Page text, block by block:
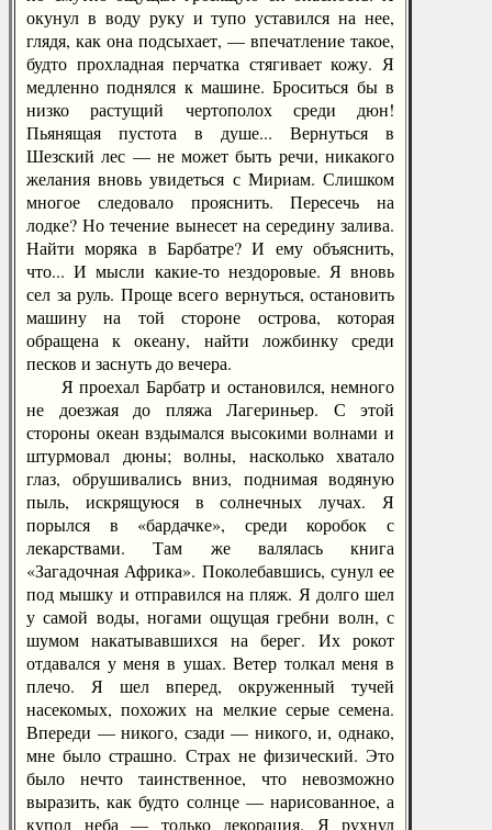
окунул в воду руку и тупо уставился на нее,
глядя, как она подсыхает, — впечатление такое,
будто прохладная перчатка стягивает кожу. Я
медленно поднялся к машине. Броситься бы в
низко растущий чертополох среди дюн!
Пьянящая пустота в душе... Вернуться в
Шезский лес — не может быть речи, никакого
желания вновь увидеться с Мириам. Слишком
многое следовало прояснить. Пересечь на
лодке? Но течение вынесет на середину залива.
Найти моряка в Барбатре? И ему объяснить,
что... И мысли какие-то нездоровые. Я вновь
сел за руль. Проще всего вернуться, остановить
машину на той стороне острова, которая
обращена к океану, найти ложбинку среди
песков и заснуть до вечера.
Я проехал Барбатр и остановился, немного
не доезжая до пляжа Лагериньер. С этой
стороны океан вздымался высокими волнами и
штурмовал дюны; волны, насколько хватало
глаз, обрушивались вниз, поднимая водяную
пыль, искрящуюся в солнечных лучах. Я
порылся в «бардачке», среди коробок с
лекарствами. Там же валялась книга
«Загадочная Африка». Поколебавшись, сунул ее
под мышку и отправился на пляж. Я долго шел
у самой воды, ногами ощущая гребни волн, с
шумом накатывавшихся на берег. Их рокот
отдавался у меня в ушах. Ветер толкал меня в
плечо. Я шел вперед, окруженный тучей
насекомых, похожих на мелкие серые семена.
Впереди — никого, сзади — никого, и, однако,
мне было страшно. Страх не физический. Это
было нечто таинственное, что невозможно
выразить, как будто солнце — нарисованное, а
купол неба — только декорация. Я рухнул